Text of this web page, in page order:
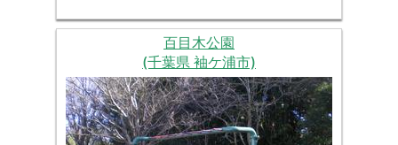
百目木公園
(千葉県 袖ケ浦市)